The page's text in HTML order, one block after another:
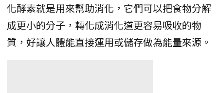
化酵素就是用來幫助消化，它們可以把食物分解
成更小的分子，轉化成消化道更容易吸收的物
質，好讓人體能直接運用或儲存做為能量來源。